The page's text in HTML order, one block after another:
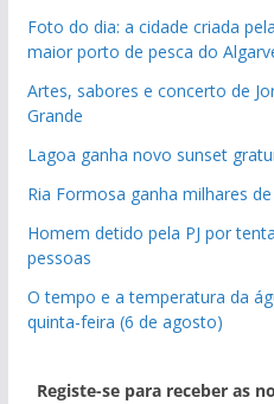
Foto do dia: a cidade criada
maior porto de pesca do
Artes, sabores e concerto de
Grande
Lagoa ganha novo sunset
Ria Formosa ganha milhares
Homem detido pela PJ por
pessoas
O tempo e a temperatura da
quinta-feira (6 de agosto)
Registe-se para receber as